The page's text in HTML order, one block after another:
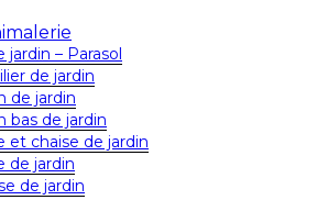
jardin – Parasol
de jardin
de jardin
bas de jardin
et chaise de jardin
de jardin
de jardin